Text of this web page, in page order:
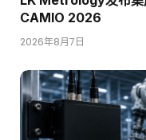
CAMIO 2026
2026年8月7日